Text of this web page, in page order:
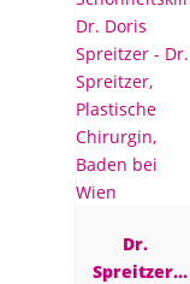
Dr.
Spreitzer,